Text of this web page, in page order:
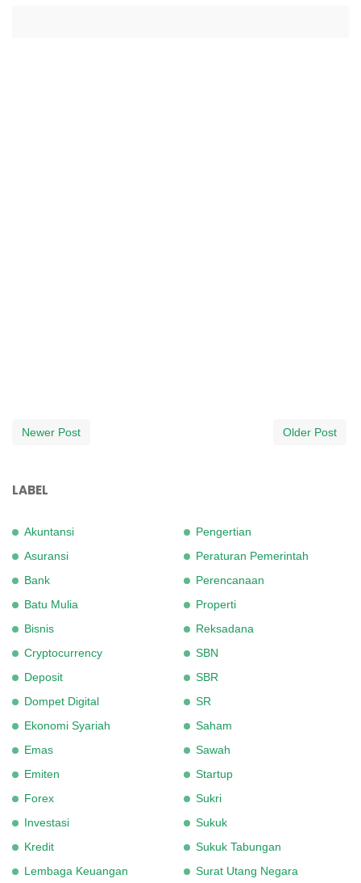
Newer Post Older Post
LABEL
Akuntansi
Asuransi
Bank
Batu Mulia
Bisnis
Cryptocurrency
Deposit
Dompet Digital
Ekonomi Syariah
Emas
Emiten
Forex
Investasi
Kredit
Lembaga Keuangan
Pengertian
Peraturan Pemerintah
Perencanaan
Properti
Reksadana
SBN
SBR
SR
Saham
Sawah
Startup
Sukri
Sukuk
Sukuk Tabungan
Surat Utang Negara